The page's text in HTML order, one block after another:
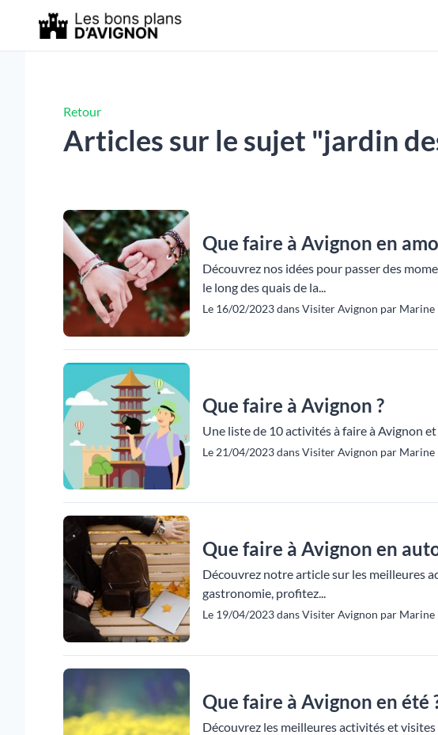
Retour
Articles sur le sujet "jardin
Que faire à Avignon en
Découvrez nos idées pour passer des
le long des quais de la...
Le 16/02/2023 dans Visiter Avignon par Marine
Que faire à Avignon ?
Une liste de 10 activités à faire à Avignon
Le 21/04/2023 dans Visiter Avignon par Marine
Que faire à Avignon en
Découvrez notre article sur les meilleures
gastronomie, profitez...
Le 19/04/2023 dans Visiter Avignon par Marine
Que faire à Avignon en été
Découvrez les meilleures activités et